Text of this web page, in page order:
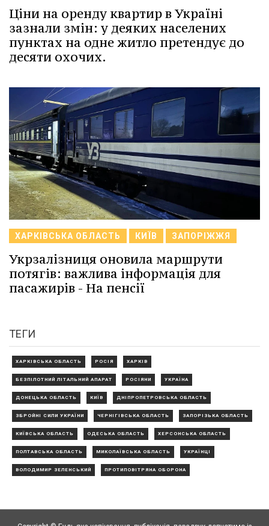
Ціни на оренду квартир в Україні
зазнали змін: у деяких населених
пунктах на одне житло претендує до
десяти охочих.
ХАРКІВСЬКА ОБЛАСТЬ КИЇВ ЗАПОРІЖЖЯ
Укрзалізниця оновила маршрути
потягів: важлива інформація для
пасажирів - На пенсії
ТЕГИ
ХАРКІВСЬКА ОБЛАСТЬ РОСІЯ ХАРКІВ
БЕЗПІЛОТНИЙ ЛІТАЛЬНИЙ АПАРАТ РОСІЯНИ УКРАЇНА
ДОНЕЦЬКА ОБЛАСТЬ КИЇВ ДНІПРОПЕТРОВСЬКА ОБЛАСТЬ
ЗБРОЙНІ СИЛИ УКРАЇНИ ЧЕРНІГІВСЬКА ОБЛАСТЬ ЗАПОРІЗЬКА ОБЛАСТЬ
КИЇВСЬКА ОБЛАСТЬ ОДЕСЬКА ОБЛАСТЬ ХЕРСОНСЬКА ОБЛАСТЬ
ПОЛТАВСЬКА ОБЛАСТЬ МИКОЛАЇВСЬКА ОБЛАСТЬ УКРАЇНЦІ
ВОЛОДИМИР ЗЕЛЕНСЬКИЙ ПРОТИПОВІТРЯНА ОБОРОНА